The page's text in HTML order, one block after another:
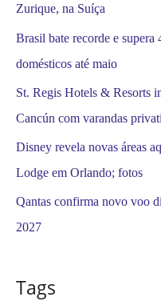
Zurique, na Suíça
Brasil bate recorde e supera
domésticos até maio
St. Regis Hotels & Resorts
Cancún com varandas
Disney revela novas áreas
Lodge em Orlando; fotos
Qantas confirma novo voo
2027
Tags